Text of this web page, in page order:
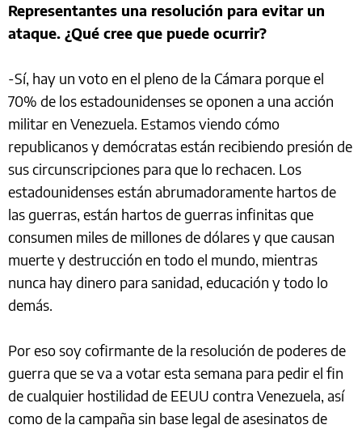
Representantes una resolución para evitar un
ataque. ¿Qué cree que puede ocurrir?
-Sí, hay un voto en el pleno de la Cámara porque el
70% de los estadounidenses se oponen a una acción
militar en Venezuela. Estamos viendo cómo
republicanos y demócratas están recibiendo presión de
sus circunscripciones para que lo rechacen. Los
estadounidenses están abrumadoramente hartos de
las guerras, están hartos de guerras infinitas que
consumen miles de millones de dólares y que causan
muerte y destrucción en todo el mundo, mientras
nunca hay dinero para sanidad, educación y todo lo
demás.
Por eso soy cofirmante de la resolución de poderes de
guerra que se va a votar esta semana para pedir el fin
de cualquier hostilidad de EEUU contra Venezuela, así
como de la campaña sin base legal de asesinatos de